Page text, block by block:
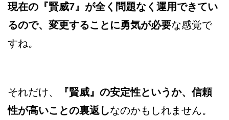
現在の『賢威7』が全く問題なく運用できてい
るので、変更することに勇気が必要な感覚で
すね。
それだけ、
『賢威』の安定性というか、信頼
性が高いことの裏返しなのかもしれません。